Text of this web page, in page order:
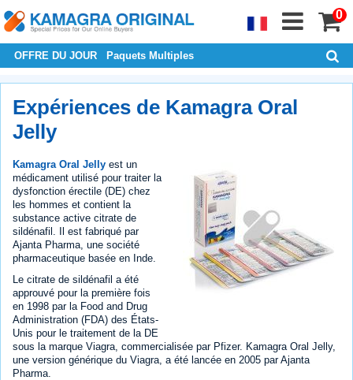
0
OFFRE DU JOUR Paquets Multiples
Expériences de Kamagra Oral
Jelly
Kamagra Oral Jelly est un
médicament utilisé pour traiter la
dysfonction érectile (DE) chez
les hommes et contient la
substance active citrate de
sildénafil. Il est fabriqué par
Ajanta Pharma, une société
pharmaceutique basée en Inde.
Le citrate de sildénafil a été
approuvé pour la première fois
en 1998 par la Food and Drug
Administration (FDA) des États-
Unis pour le traitement de la DE
sous la marque Viagra, commercialisée par Pfizer. Kamagra Oral Jelly,
une version générique du Viagra, a été lancée en 2005 par Ajanta
Pharma.